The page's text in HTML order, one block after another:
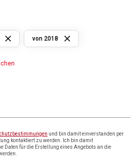
von 2018
und bin damit einverstanden per
kontaktiert zu werden. Ich bin damit
Daten für die Erstellung eines Angebots an die